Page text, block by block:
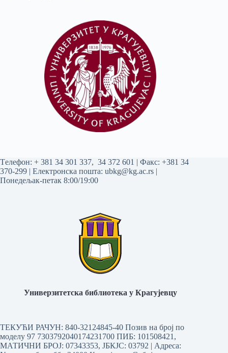
Tелефон: + 381 34 301 337, 34 372 601
| Факс: +381 34
370-299 | Електронска пошта: ubkg@kg.ac.rs
Понедељак-петак 8:00/19:00
Универзитетска библиотека у Крагујевцу
ТЕКУЋИ РАЧУН: 840-32124845-40 Позив на број по
моделу 97 7303792040174231700 ПИБ: 101508421,
МАТИЧНИ БРОЈ: 07343353, ЈБКЈС: 03792 | Aдреса: